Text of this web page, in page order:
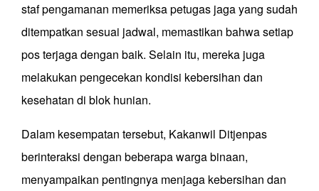
staf pengamanan memeriksa petugas jaga yang sudah
ditempatkan sesuai jadwal, memastikan bahwa setiap
pos terjaga dengan baik. Selain itu, mereka juga
melakukan pengecekan kondisi kebersihan dan
kesehatan di blok hunian.
Dalam kesempatan tersebut, Kakanwil Ditjenpas
berinteraksi dengan beberapa warga binaan,
menyampaikan pentingnya menjaga kebersihan dan